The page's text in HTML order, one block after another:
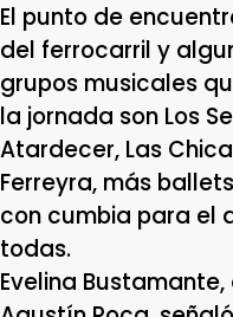
El punto de
del ferrocarril y
grupos musicales
la jornada son Los
Atardecer, Las
Ferreyra, más
con cumbia para el
todas.
Evelina